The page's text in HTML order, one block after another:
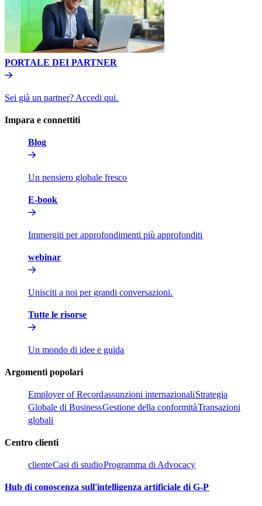
PORTALE DEI PARTNER​​
Sei già un partner? Accedi qui.​​
Impara e connettiti​​
Blog​​
Un pensiero globale fresco​​
E-book​​
Immergiti per approfondimenti più approfonditi​​
webinar​​
Unisciti a noi per grandi conversazioni.​​
Tutte le risorse​​
Un mondo di idee e guida​​
Argomenti popolari​​
Employer of Record​​assunzioni internazionali​​Strategia
Globale di Business​​Gestione della conformità​​Transazioni
globali​​
Centro clienti​​
cliente​​Casi di studio​​Programma di Advocacy​​
Hub di conoscenza sull'intelligenza artificiale di G-P​​